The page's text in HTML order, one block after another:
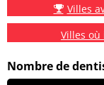
Villes
Villes
Nombre de